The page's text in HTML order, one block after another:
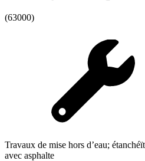
(63000)
Travaux de mise hors d’eau;
avec asphalte